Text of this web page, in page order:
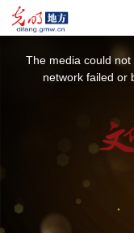
The media could
network failed or